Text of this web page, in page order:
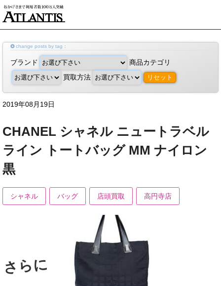
change posts by tag：
ブランド
商品カテゴリ
買取方法
リセット
2019年08月19日
CHANEL シャネル ニュートラベル
ライン トートバッグ MM ナイロン
黒
シャネル バッグ 店頭買取 高円寺店
さらに